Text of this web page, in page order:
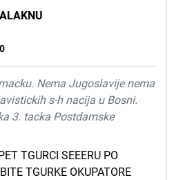
0
Nema Jugoslavije nema
s-h nacija u Bosni.
3. tacka Postdamske
TGURCI SEEERU PO
TGURKE OKUPATORE